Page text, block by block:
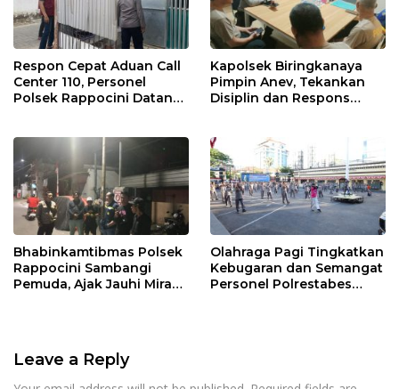
Respon Cepat Aduan Call
Center 110, Personel
Polsek Rappocini Datangi
Kapolsek Biringkanaya
Pimpin Anev, Tekankan
Disiplin dan Respons
Bhabinkamtibmas Polsek
Rappocini Sambangi
Pemuda, Ajak Jauhi Miras,
Olahraga Pagi Tingkatkan
Kebugaran dan Semangat
Personel Polrestabes
Leave a Reply